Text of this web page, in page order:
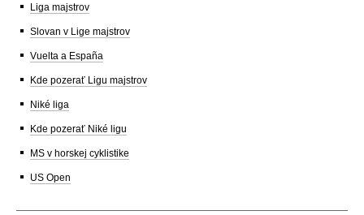
Liga majstrov
Slovan v Lige majstrov
Vuelta a España
Kde pozerať Ligu majstrov
Niké liga
Kde pozerať Niké ligu
MS v horskej cyklistike
US Open